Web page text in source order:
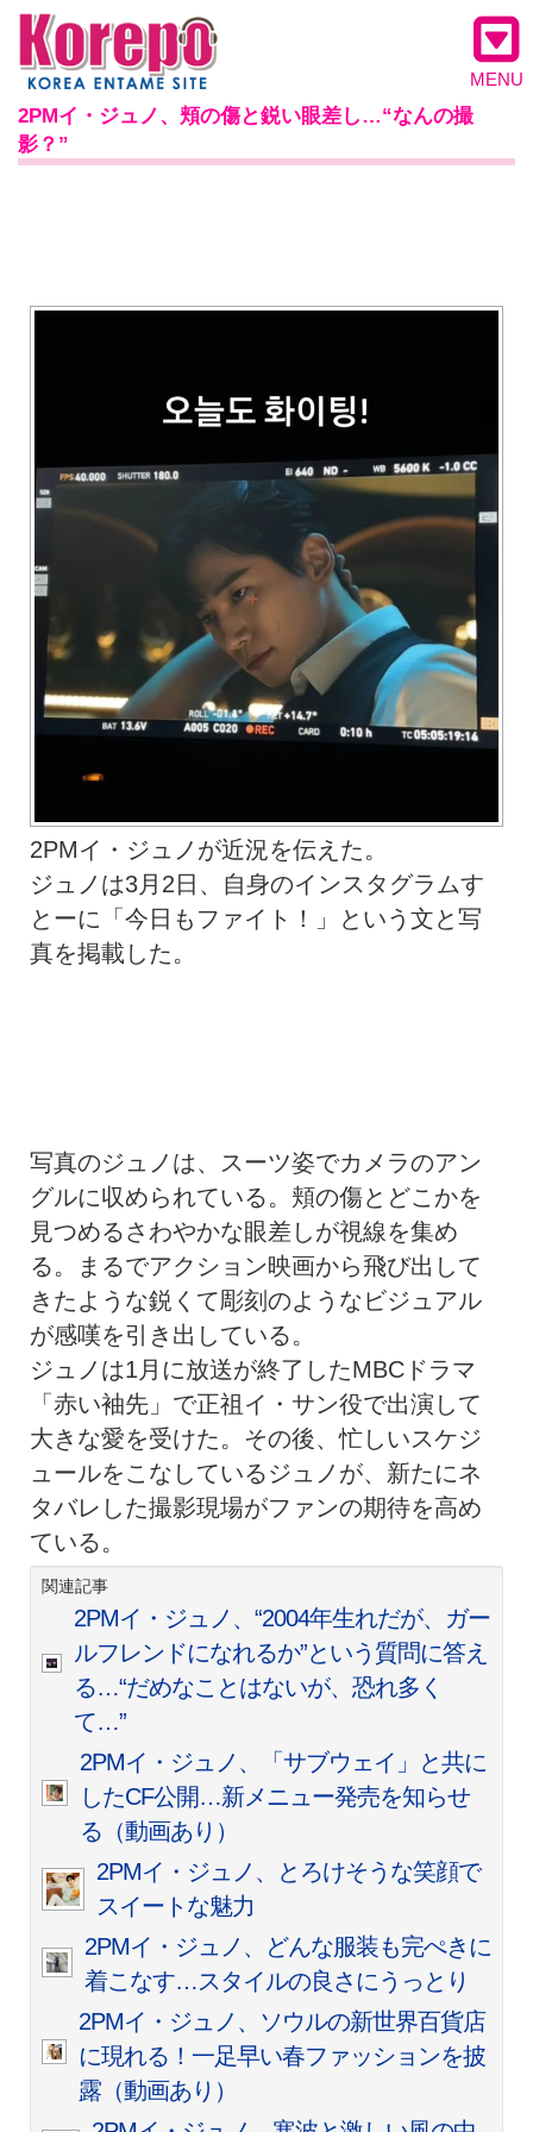
MENU
2PMイ・ジュノ、頬の傷と鋭い眼差し…“なんの撮
影？”
2PMイ・ジュノが近況を伝えた。
ジュノは3月2日、自身のインスタグラムす
とーに「今日もファイト！」という文と写
真を掲載した。
写真のジュノは、スーツ姿でカメラのアン
グルに収められている。頬の傷とどこかを
見つめるさわやかな眼差しが視線を集め
る。まるでアクション映画から飛び出して
きたような鋭くて彫刻のようなビジュアル
が感嘆を引き出している。
ジュノは1月に放送が終了したMBCドラマ
「赤い袖先」で正祖イ・サン役で出演して
大きな愛を受けた。その後、忙しいスケジ
ュールをこなしているジュノが、新たにネ
タバレした撮影現場がファンの期待を高め
ている。
関連記事
2PMイ・ジュノ、“2004年生れだが、ガー
ルフレンドになれるか”という質問に答え
る…“だめなことはないが、恐れ多く
て…”
2PMイ・ジュノ、「サブウェイ」と共に
したCF公開…新メニュー発売を知らせ
る（動画あり）
2PMイ・ジュノ、とろけそうな笑顔で
スイートな魅力
2PMイ・ジュノ、どんな服装も完ぺきに
着こなす…スタイルの良さにうっとり
2PMイ・ジュノ、ソウルの新世界百貨店
に現れる！一足早い春ファッションを披
露（動画あり）